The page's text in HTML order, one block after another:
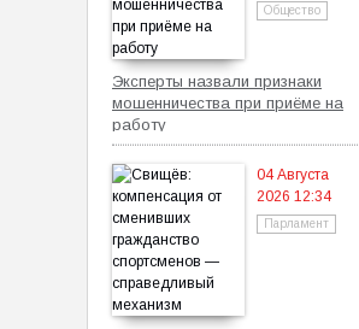
Общество
Эксперты назвали признаки
мошенничества при приёме на
работу
04 Августа
2026 12:34
Парламент